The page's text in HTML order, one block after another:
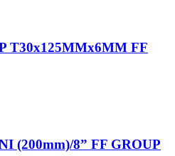
T30x125ΜΜx6ΜΜ FF
8” FF GROUP